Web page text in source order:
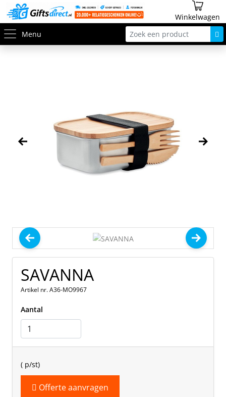
Winkelwagen
Menu
SAVANNA
Artikel nr. A36-MO9967
Aantal
( p/st)
Offerte aanvragen